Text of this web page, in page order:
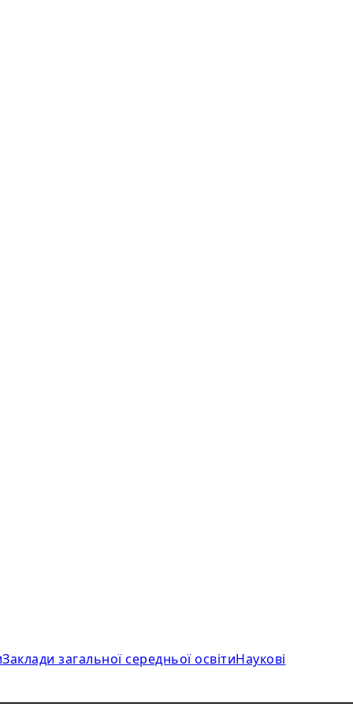
Заклади загальної середньої освітиНаукові